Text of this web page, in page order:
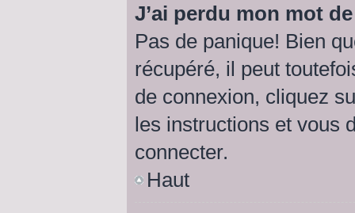
J’ai perdu mon mot
Pas de panique! Bien
récupéré, il peut
de connexion, cliquez
les instructions et vous
connecter.
Haut